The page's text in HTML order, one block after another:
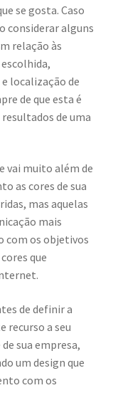
se gosta. Caso
considerar alguns
relação às
localização de
de que esta é
de uma
vai muito além de
as cores de sua
mas aquelas
mais
com os objetivos
que
de definir a
recurso a seu
sua empresa,
um design que
com os